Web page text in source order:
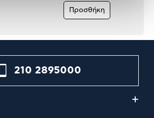
Προσθήκη
210 2895000